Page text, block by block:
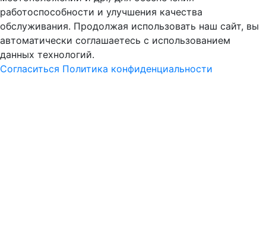
работоспособности и улучшения качества
обслуживания. Продолжая использовать наш сайт, вы
автоматически соглашаетесь с использованием
данных технологий.
Согласиться Политика конфиденциальности